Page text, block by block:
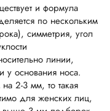
и формула
по нескольким
симметрия, угол
линии,
у основания носа.
2-3 мм, то такая
для женских лиц,